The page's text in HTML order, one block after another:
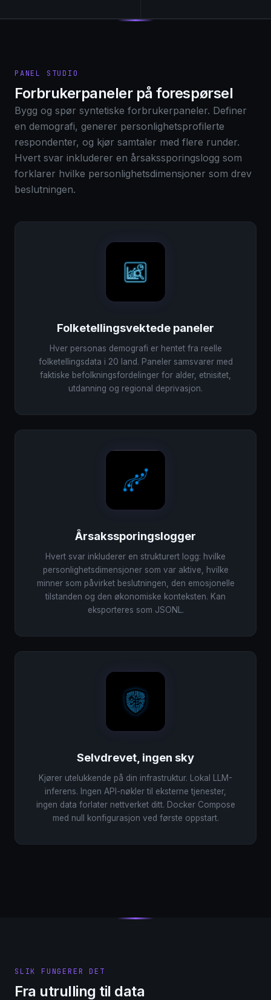
PANEL STUDIO
Forbrukerpaneler på forespørsel
Bygg og spør syntetiske forbrukerpaneler. Definer
en demografi, generer personlighetsprofilerte
respondenter, og kjør samtaler med flere runder.
Hvert svar inkluderer en årsakssporingslogg som
forklarer hvilke personlighetsdimensjoner som drev
beslutningen.
Folketellingsvektede paneler
Hver personas demografi er hentet fra reelle
folketellingsdata i 20 land. Paneler samsvarer med
faktiske befolkningsfordelinger for alder, etnisitet,
utdanning og regional deprivasjon.
Årsakssporingslogger
Hvert svar inkluderer en strukturert logg: hvilke
personlighetsdimensjoner som var aktive, hvilke
minner som påvirket beslutningen, den emosjonelle
tilstanden og den økonomiske konteksten. Kan
eksporteres som JSONL.
Selvdrevet, ingen sky
Kjører utelukkende på din infrastruktur. Lokal LLM-
inferens. Ingen API-nøkler til eksterne tjenester,
ingen data forlater nettverket ditt. Docker Compose
med null konfigurasjon ved første oppstart.
SLIK FUNGERER DET
Fra utrulling til data